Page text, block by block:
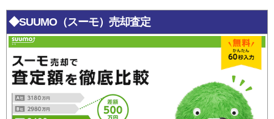
◆SUUMO（スーモ）売却査定